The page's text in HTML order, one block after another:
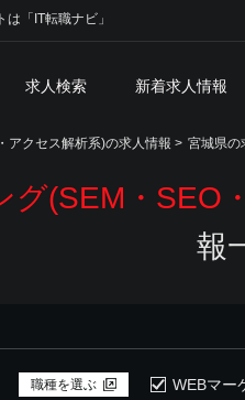
「IT転職ナビ」
求人検索 新着求人情報
アクセス解析系)の求人情報 > 宮城県の
グ(SEM・SEO
報
職種を選ぶ WEBマー